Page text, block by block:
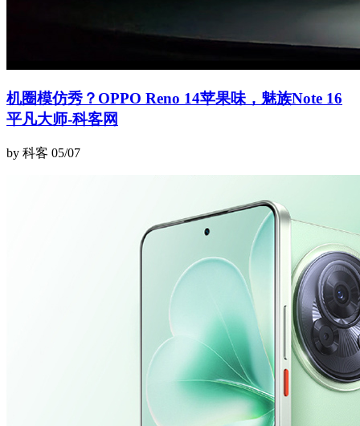
机圈模仿秀？OPPO Reno 14苹果味，魅族Note 16
平凡大师-科客网
by 科客 05/07